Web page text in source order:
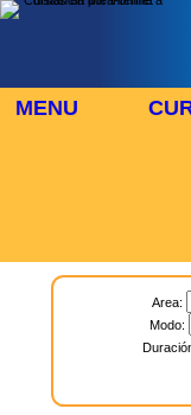
MENU
Area:
Modo: